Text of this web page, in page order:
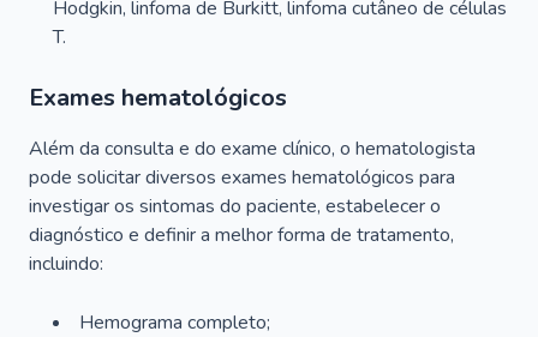
Hodgkin, linfoma de Burkitt, linfoma cutâneo de células
T.
Exames hematológicos
Além da consulta e do exame clínico, o hematologista
pode solicitar diversos exames hematológicos para
investigar os sintomas do paciente, estabelecer o
diagnóstico e definir a melhor forma de tratamento,
incluindo:
Hemograma completo;